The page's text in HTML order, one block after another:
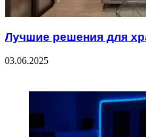
Лучшие решения для
03.06.2025